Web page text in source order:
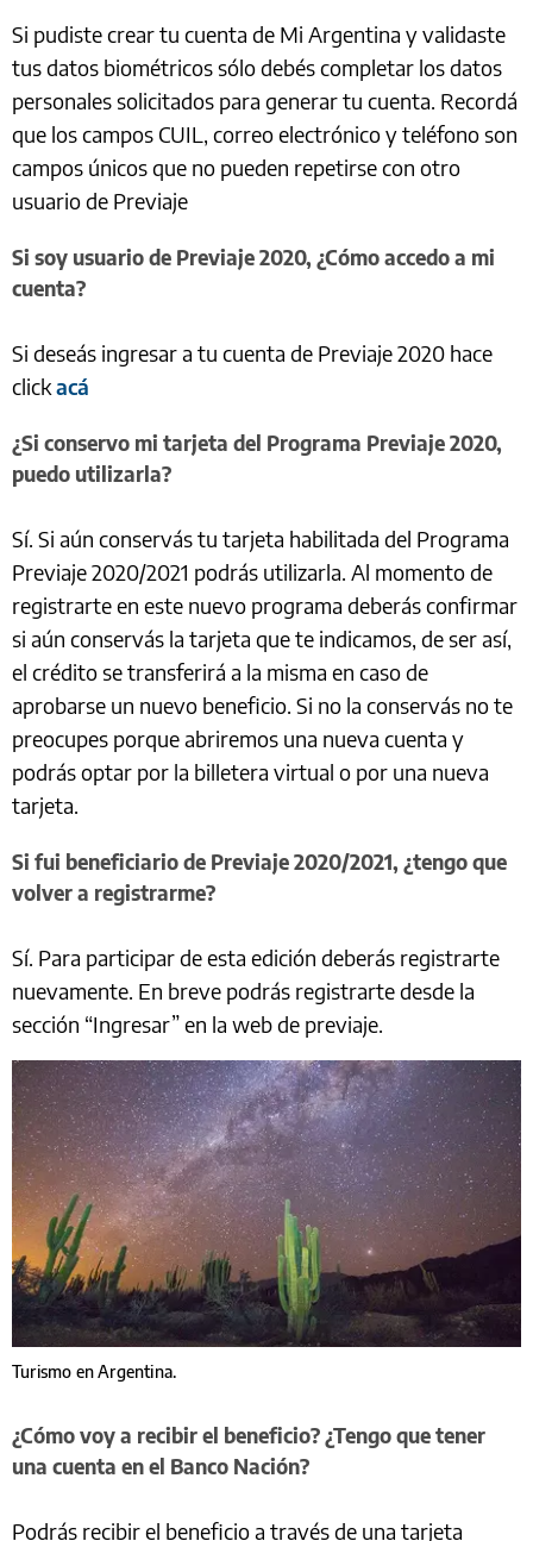
Si pudiste crear tu cuenta de Mi Argentina y validaste
tus datos biométricos sólo debés completar los datos
personales solicitados para generar tu cuenta. Recordá
que los campos CUIL, correo electrónico y teléfono son
campos únicos que no pueden repetirse con otro
usuario de Previaje
Si soy usuario de Previaje 2020, ¿Cómo accedo a mi
cuenta?
Si deseás ingresar a tu cuenta de Previaje 2020 hace
clickacá
¿Si conservo mi tarjeta del Programa Previaje 2020,
puedo utilizarla?
Sí. Si aún conservás tu tarjeta habilitada del Programa
Previaje 2020/2021 podrás utilizarla. Al momento de
registrarte en este nuevo programa deberás confirmar
si aún conservás la tarjeta que te indicamos, de ser así,
el crédito se transferirá a la misma en caso de
aprobarse un nuevo beneficio. Si no la conservás no te
preocupes porque abriremos una nueva cuenta y
podrás optar por la billetera virtual o por una nueva
tarjeta.
Si fui beneficiario de Previaje 2020/2021, ¿tengo que
volver a registrarme?
Sí. Para participar de esta edición deberás registrarte
nuevamente. En breve podrás registrarte desde la
sección “Ingresar” en la web de previaje.
Turismo en Argentina.
¿Cómo voy a recibir el beneficio? ¿Tengo que tener
una cuenta en el Banco Nación?
Podrás recibir el beneficio a través de una tarjeta